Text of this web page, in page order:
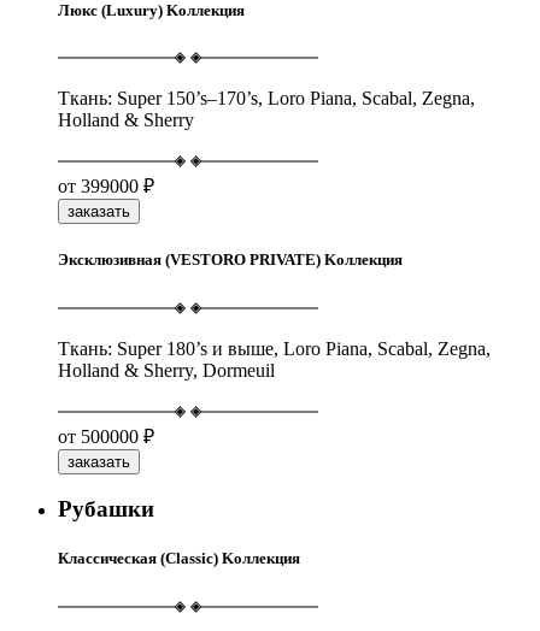
Люкс (Luxury) Kоллекция
Ткань: Super 150’s–170’s, Loro Piana, Scabal, Zegna,
Holland & Sherry
от 399000 ₽
заказать
Эксклюзивная (VESTORO PRIVATE) Kоллекция
Ткань: Super 180’s и выше, Loro Piana, Scabal, Zegna,
Holland & Sherry, Dormeuil
от 500000 ₽
заказать
Рубашки
Классическая (Classic) Kоллекция